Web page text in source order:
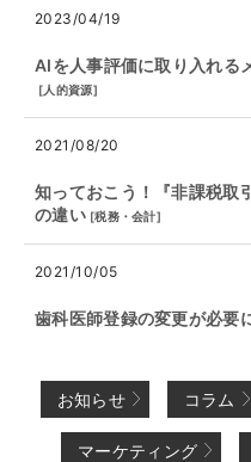
2023/04/19
AIを人事評価に取り入れる
[人的資源]
2021/08/20
知っておこう！『非課税取
の違い [税務・会計]
2021/10/05
歯科医師登録の変更が必要
お知らせ コラム
マーケティング